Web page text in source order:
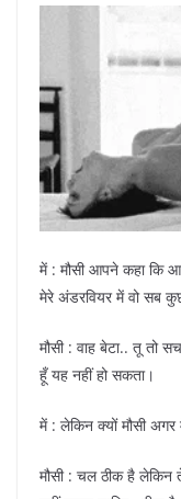
में : मौसी आपने कहा कि
मेरे अंडरवियर में वो सब
मौसी : वाह बेटा.. तू तो
हूँ यह नहीं हो सकता।
में : लेकिन क्यों मौसी
मौसी : चल ठीक है लेकिन